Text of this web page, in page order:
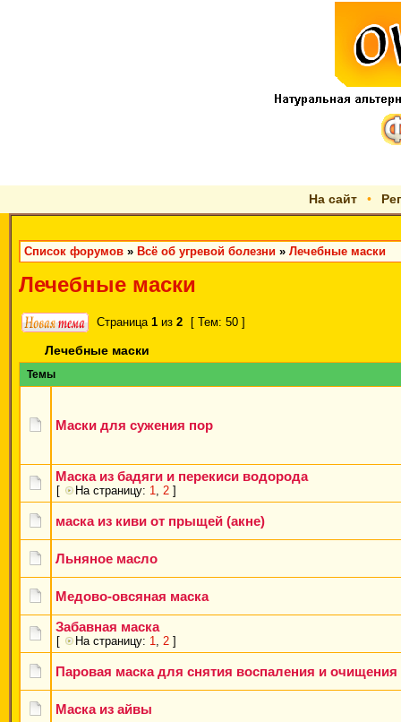
На сайт •
Список форумов » Всё об угревой болезни » Лечебные маски
Лечебные маски
Страница 1 из 2 [ Тем: 50 ]
Лечебные маски
Темы
Маски для сужения пор
Маска из бадяги и перекиси водорода
На страницу: 1, 2
маска из киви от прыщей (акне)
Льняное масло
Медово-овсяная маска
Забавная маска
На страницу: 1, 2
Паровая маска для снятия воспаления и
Маска из айвы